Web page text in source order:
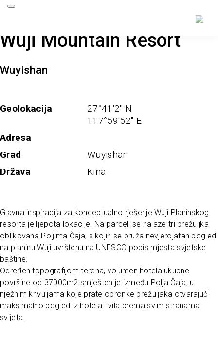
Wuji Mountain Resort
Wuyishan
Geolokacija
27°41'2'' N
117°59'52'' E
Adresa
Grad
Wuyishan
Država
Kina
Glavna inspiracija za konceptualno rješenje Wuji Planinskog
resorta je ljepota lokacije. Na parceli se nalaze tri brežuljka
oblikovana Poljima Čaja, s kojih se pruža nevjerojatan pogled
na planinu Wuji uvrštenu na UNESCO popis mjesta svjetske
baštine.
Određen topografijom terena, volumen hotela ukupne
površine od 37000m2 smješten je između Polja Čaja, u
nježnim krivuljama koje prate obronke brežuljaka otvarajući
maksimalno pogled iz hotela i vila prema svim stranama
svijeta.